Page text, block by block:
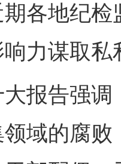
各地纪检
力谋取
告强调
域的腐败